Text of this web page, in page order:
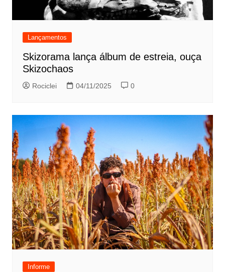
Lançamentos
Skizorama lança álbum de estreia, ouça
Skizochaos
Rociclei 04/11/2025 0
Informe